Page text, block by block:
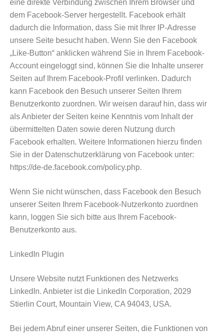
eine direkte Verbindung zwischen Ihrem Browser und
dem Facebook-Server hergestellt. Facebook erhält
dadurch die Information, dass Sie mit Ihrer IP-Adresse
unsere Seite besucht haben. Wenn Sie den Facebook
„Like-Button“ anklicken während Sie in Ihrem Facebook-
Account eingeloggt sind, können Sie die Inhalte unserer
Seiten auf Ihrem Facebook-Profil verlinken. Dadurch
kann Facebook den Besuch unserer Seiten Ihrem
Benutzerkonto zuordnen. Wir weisen darauf hin, dass wir
als Anbieter der Seiten keine Kenntnis vom Inhalt der
übermittelten Daten sowie deren Nutzung durch
Facebook erhalten. Weitere Informationen hierzu finden
Sie in der Datenschutzerklärung von Facebook unter:
https://de-de.facebook.com/policy.php.
Wenn Sie nicht wünschen, dass Facebook den Besuch
unserer Seiten Ihrem Facebook-Nutzerkonto zuordnen
kann, loggen Sie sich bitte aus Ihrem Facebook-
Benutzerkonto aus.
LinkedIn Plugin
Unsere Website nutzt Funktionen des Netzwerks
LinkedIn. Anbieter ist die LinkedIn Corporation, 2029
Stierlin Court, Mountain View, CA 94043, USA.
Bei jedem Abruf einer unserer Seiten, die Funktionen von